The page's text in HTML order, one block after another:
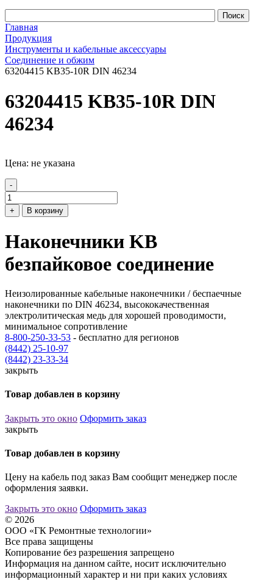
Главная
Продукция
Инструменты и кабельные аксессуары
Соединение и обжим
63204415 KB35-10R DIN 46234
63204415 KB35-10R DIN
46234
Цена: не указана
-
+ В корзину
Наконечники KB
безпайковое соединение
Неизолированные кабельные наконечники / беспаечные
наконечники по DIN 46234, высококачественная
электролитическая медь для хорошей проводимости,
минимальное сопротивление
8-800-250-33-53 - бесплатно для регионов
(8442) 25-10-97
(8442) 23-33-34
закрыть
Товар добавлен в корзину
Закрыть это окно Оформить заказ
закрыть
Товар добавлен в корзину
Цену на кабель под заказ Вам сообщит менеджер после
оформления заявки.
Закрыть это окно Оформить заказ
© 2026
ООО «ГК Ремонтные технологии»
Все права защищены
Копирование без разрешения запрещено
Информация на данном сайте, носит исключительно
информационный характер и ни при каких условиях